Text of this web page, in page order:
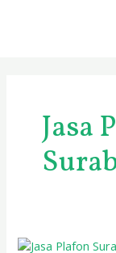
Jasa
Jasa